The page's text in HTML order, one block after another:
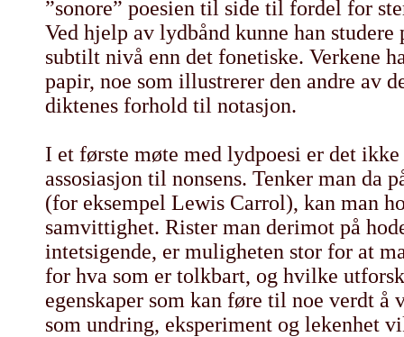
”sonore” poesien til side til fordel for
Ved hjelp av lydbånd kunne han
subtilt nivå enn det fonetiske. Verkene
papir, noe som illustrerer den andre av
diktenes forhold til notasjon.
I et første møte med lydpoesi er det
assosiasjon til nonsens. Tenker man da
(for eksempel Lewis Carrol), kan man
samvittighet. Rister man derimot på
intetsigende, er muligheten stor for at
for hva som er tolkbart, og hvilke
egenskaper som kan føre til noe verdt
som undring, eksperiment og lekenhet